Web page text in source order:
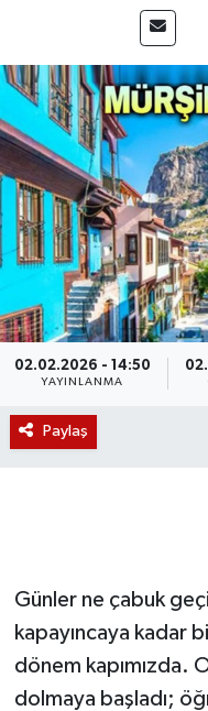
02.02.2026 - 14:50
YAYINLANMA
Paylaş
Günler ne çabuk
kapayıncaya kadar
dönem kapımızda.
dolmaya başladı;
Sivil Toplum
Ekonomi
Magazin
Etkinlikler